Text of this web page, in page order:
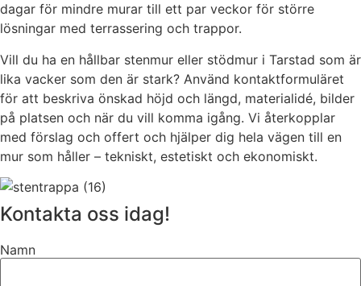
dagar för mindre murar till ett par veckor för större
lösningar med terrassering och trappor.
Vill du ha en hållbar stenmur eller stödmur i Tarstad som är
lika vacker som den är stark? Använd kontaktformuläret
för att beskriva önskad höjd och längd, materialidé, bilder
på platsen och när du vill komma igång. Vi återkopplar
med förslag och offert och hjälper dig hela vägen till en
mur som håller – tekniskt, estetiskt och ekonomiskt.
Kontakta oss idag!
Namn